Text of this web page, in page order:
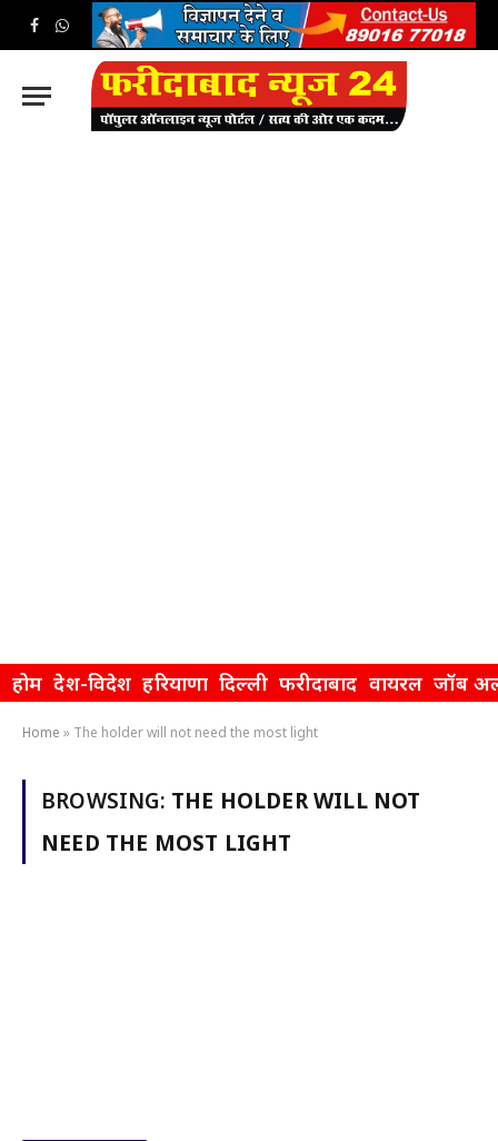
Facebook
WhatsApp
होम देश-विदेश हरियाणा दिल्ली फरीदाबाद वायरल जॉब
Home » The holder will not need the most light
BROWSING: THE HOLDER WILL NOT
NEED THE MOST LIGHT